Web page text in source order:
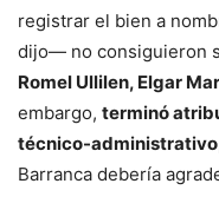
registrar el bien a
dijo— no consiguieron
Romel Ullilen, Elgar
embargo, terminó
técnico-administrativo
Barranca debería